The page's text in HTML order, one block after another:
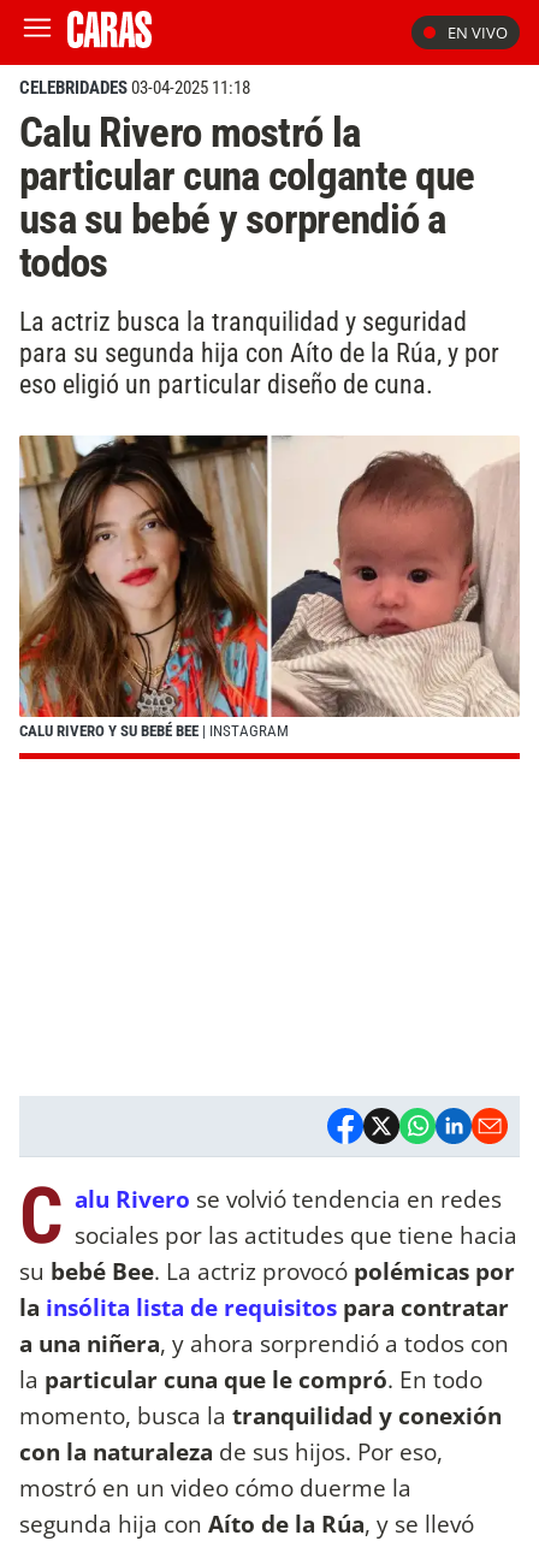
EN VIVO
CELEBRIDADES03-04-2025 11:18
Calu Rivero mostró la
particular cuna colgante que
usa su bebé y sorprendió a
todos
La actriz busca la tranquilidad y seguridad
para su segunda hija con Aíto de la Rúa, y por
eso eligió un particular diseño de cuna.
CALU RIVERO Y SU BEBÉ BEE | INSTAGRAM
C alu Rivero se volvió tendencia en redes
sociales por las actitudes que tiene hacia
su bebé Bee. La actriz provocó polémicas por
la insólita lista de requisitos para contratar
a una niñera, y ahora sorprendió a todos con
la particular cuna que le compró. En todo
momento, busca la tranquilidad y conexión
con la naturaleza de sus hijos. Por eso,
mostró en un video cómo duerme la
segunda hija con Aíto de la Rúa, y se llevó